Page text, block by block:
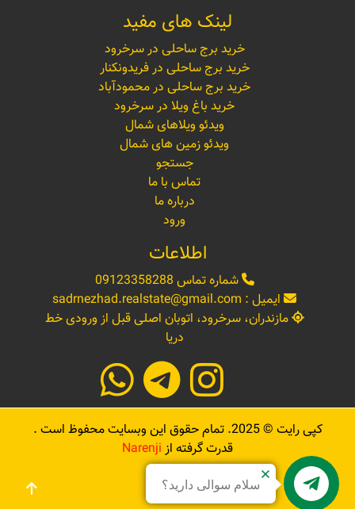
لینک های مفید
خرید برج ساحلی در سرخرود
خرید برج ساحلی در فریدونکنار
خرید برج ساحلی در محمودآباد
خرید باغ ویلا در سرخرود
ویدئو ویلاهای شمال
ویدئو زمین های شمال
جستجو
تماس با ما
درباره ما
ورود
اطلاعات
شماره تماس 09123358288
ایمیل : sadrnezhad.realstate@gmail.com
مازندران، سرخرود، اتوبان اصلی قبل از ورودی خط
دریا
کپی رایت ©2025. تمام حقوق این وبسایت محفوظ است .
قدرت گرفته از Narenji
Sadrnezhad
سلام سوالی دارید؟